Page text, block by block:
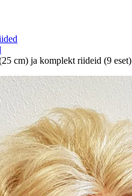
cm) ja komplekt riideid (9 eset)